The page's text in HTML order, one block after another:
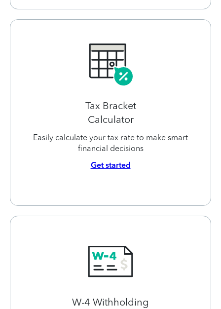
Tax Bracket
Calculator
Easily calculate your tax rate to make smart
financial decisions
Get started
W-4 Withholding